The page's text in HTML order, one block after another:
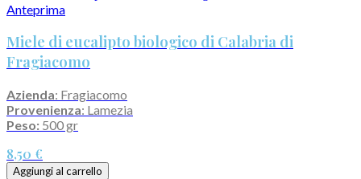
Anteprima
Miele di eucalipto biologico di Calabria di
Fragiacomo
Azienda: Fragiacomo
Provenienza: Lamezia
Peso: 500 gr
8,50 €
Aggiungi al carrello